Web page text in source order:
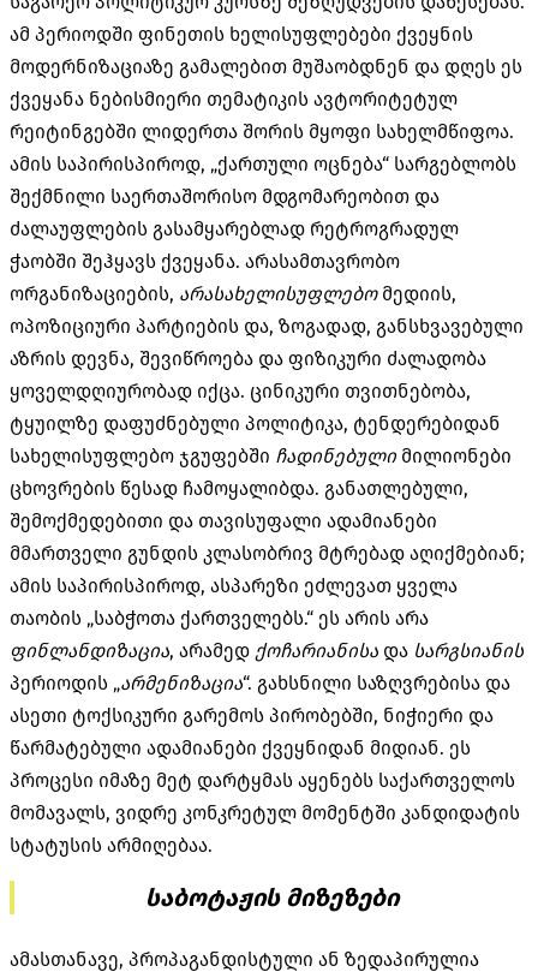
ამ პერიოდში ფინეთის ხელისუფლებები ქვეყნის
მოდერნიზაციაზე გამალებით მუშაობდნენ და დღეს ეს
ქვეყანა ნებისმიერი თემატიკის ავტორიტეტულ
რეიტინგებში ლიდერთა შორის მყოფი სახელმწიფოა.
ამის საპირისპიროდ, „ქართული ოცნება“ სარგებლობს
შექმნილი საერთაშორისო მდგომარეობით და
ძალაუფლების გასამყარებლად რეტროგრადულ
ჭაობში შეჰყავს ქვეყანა. არასამთავრობო
ორგანიზაციების, არასახელისუფლებომედიის,
ოპოზიციური პარტიების და, ზოგადად, განსხვავებული
აზრის დევნა, შევიწროება და ფიზიკური ძალადობა
ყოველდღიურობად იქცა. ცინიკური თვითნებობა,
ტყუილზე დაფუძნებული პოლიტიკა, ტენდერებიდან
სახელისუფლებო ჯგუფებში ჩადინებული მილიონები
ცხოვრების წესად ჩამოყალიბდა. განათლებული,
შემოქმედებითი და თავისუფალი ადამიანები
მმართველი გუნდის კლასობრივ მტრებად აღიქმებიან;
ამის საპირისპიროდ, ასპარეზი ეძლევათ ყველა
თაობის „საბჭოთა ქართველებს.“ ეს არის არა
ფინლანდიზაცია, არამედ ქოჩარიანისა და სარგსიანის
პერიოდის „არმენიზაცია“. გახსნილი საზღვრებისა და
ასეთი ტოქსიკური გარემოს პირობებში, ნიჭიერი და
წარმატებული ადამიანები ქვეყნიდან მიდიან. ეს
პროცესი იმაზე მეტ დარტყმას აყენებს საქართველოს
მომავალს, ვიდრე კონკრეტულ მომენტში კანდიდატის
სტატუსის არმიღებაა.
საბოტაჟის მიზეზები
ამასთანავე, პროპაგანდისტული ან ზედაპირულია